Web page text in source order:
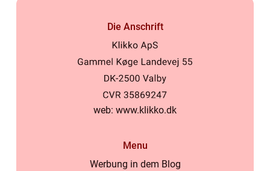
Die Anschrift
web: www.klikko.dk
Menu
Werbung in dem Blog